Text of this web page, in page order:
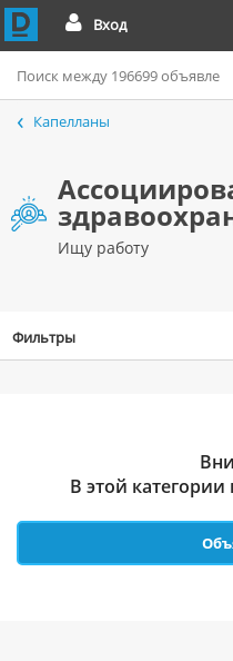
Вход
Капелланы
Ищу работу
Фильтры
В этой